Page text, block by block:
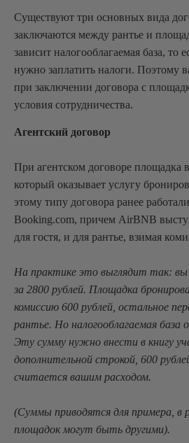
Существуют три основных вида
заключаются между рантье и
зависит налогооблагаемая база, то
нужно заплатить налоги. Поэтому
при заключении договора с
условия сотрудничества.
Агентский договор
При агентском договоре площадка
который оказывает услугу
этому типу договора ранее
Booking.com, причем AirBNB
для гостя, и для рантье, взимая
На практике это выглядит так:
за 2800 рублей. Площадка
комиссию 600 рублей, остальное
рантье. Но налогооблагаемая база
Эту сумму нужно внести в книгу
дополнительной строкой, 600
считается вашим расходом.
(Суммы приводятся для примера, в
площадок могут быть другими).